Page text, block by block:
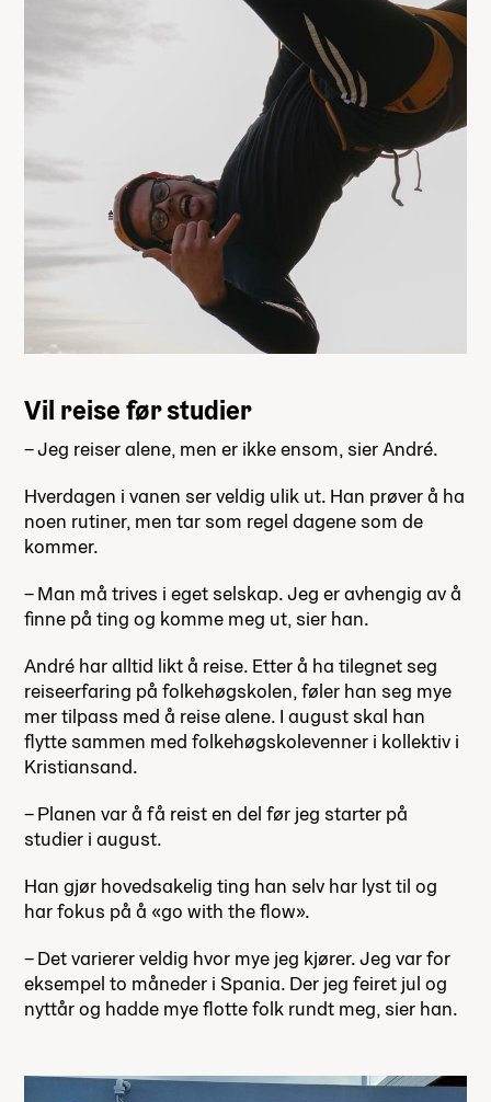
Vil reise før studier
– Jeg reiser alene, men er ikke ensom, sier André.
Hverdagen i vanen ser veldig ulik ut. Han prøver å ha
noen rutiner, men tar som regel dagene som de
kommer.
– Man må trives i eget selskap. Jeg er avhengig av å
finne på ting og komme meg ut, sier han.
André har alltid likt å reise. Etter å ha tilegnet seg
reiseerfaring på folkehøgskolen, føler han seg mye
mer tilpass med å reise alene. I august skal han
flytte sammen med folkehøgskolevenner i kollektiv i
Kristiansand.
– Planen var å få reist en del før jeg starter på
studier i august.
Han gjør hovedsakelig ting han selv har lyst til og
har fokus på å «go with the flow».
– Det varierer veldig hvor mye jeg kjører. Jeg var for
eksempel to måneder i Spania. Der jeg feiret jul og
nyttår og hadde mye flotte folk rundt meg, sier han.